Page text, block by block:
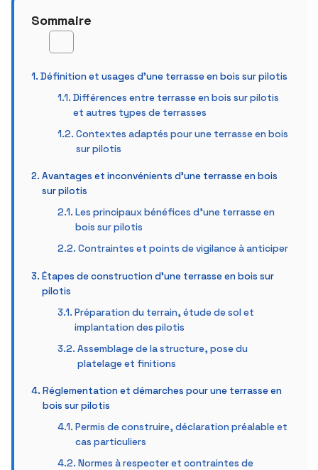
Sommaire
Définition et usages d’une terrasse en bois sur pilotis
Différences entre terrasse en bois sur pilotis
et autres types de terrasses
Contextes adaptés pour une terrasse en bois
sur pilotis
Avantages et inconvénients d’une terrasse en bois
sur pilotis
Les principaux bénéfices d’une terrasse en
bois sur pilotis
Contraintes et points de vigilance à anticiper
Étapes de construction d’une terrasse en bois sur
pilotis
Préparation du terrain, étude de sol et
implantation des pilotis
Assemblage de la structure, pose du
platelage et finitions
Réglementation et démarches pour une terrasse en
bois sur pilotis
Permis de construire, déclaration préalable et
cas particuliers
Normes à respecter et contraintes de